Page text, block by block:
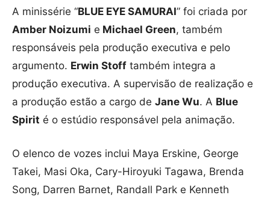
A minissérie “BLUE EYE SAMURAI” foi criada por
Amber Noizumi e Michael Green, também
responsáveis pela produção executiva e pelo
argumento. Erwin Stoff também integra a
produção executiva. A supervisão de realização e
a produção estão a cargo de Jane Wu. A Blue
Spirit é o estúdio responsável pela animação.
O elenco de vozes inclui Maya Erskine, George
Takei, Masi Oka, Cary-Hiroyuki Tagawa, Brenda
Song, Darren Barnet, Randall Park e Kenneth